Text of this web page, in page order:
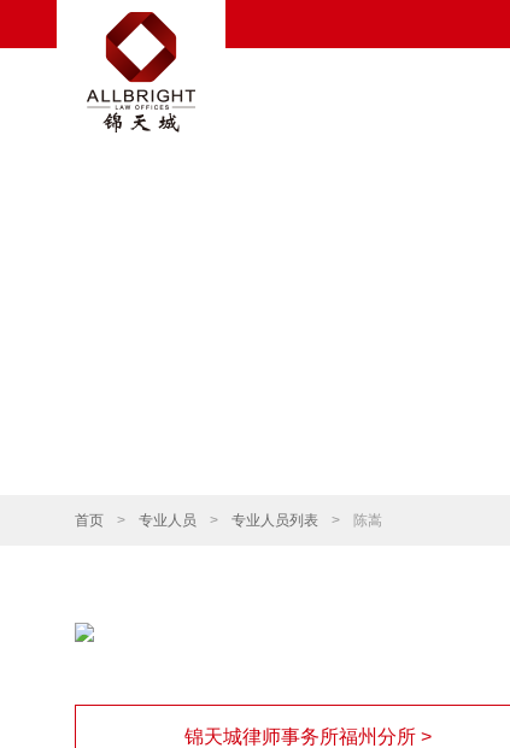
首页 > 专业人员 > 专业人员列表 > 陈嵩
锦天城律师事务所福州分所 >